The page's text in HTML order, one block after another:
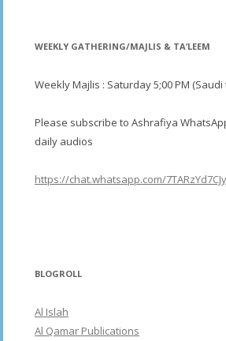
WEEKLY GATHERING/MAJLIS & TA’LEEM
Weekly Majlis : Saturday 5;00 PM (Saudi
Please subscribe to Ashrafiya
daily audios
https://chat.whatsapp.com/
BLOGROLL
Al Islah
Al Qamar Publications